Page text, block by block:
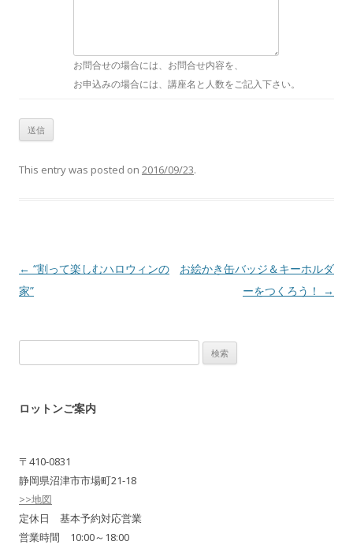
お問合せの場合には、お問合せ内容を、
お申込みの場合には、講座名と人数をご記入下さい。
This entry was posted on 2016/09/23.
Post navigation
← “割って楽しむハロウィンの
家”
お絵かき缶バッジ＆キーホルダ
ーをつくろう！
→
索:
ロットンご案内
〒410-0831
静岡県沼津市市場町21-18
>>地図
定休日 基本予約対応営業
営業時間 10:00～18:00